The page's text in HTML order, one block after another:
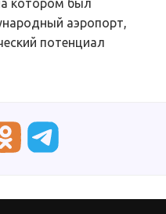
аэропорт,
потенциал